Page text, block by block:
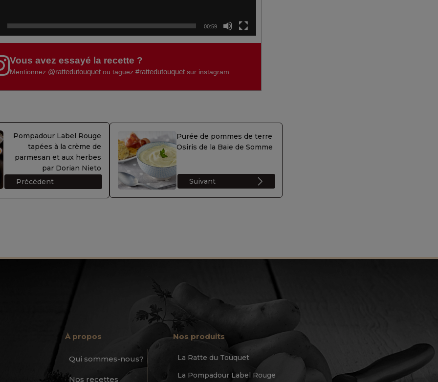
00:59
Vous avez essayé la recette ?
Mentionnez @rattedutouquet ou taguez#rattedutouquet sur instagram
Pompadour Label Rouge
tapées à la crème de
parmesan et aux herbes
par Dorian Nieto
Précédent
Purée de pommes de terre
Osiris de la Baie de Somme
Suivant
À propos
Qui sommes-nous?
Nos recettes
Nos produits
La Ratte du Touquet
La Pompadour Label Rouge